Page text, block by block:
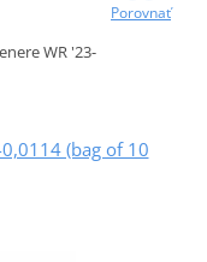
Porovnať
WR '23-
(bag of 10